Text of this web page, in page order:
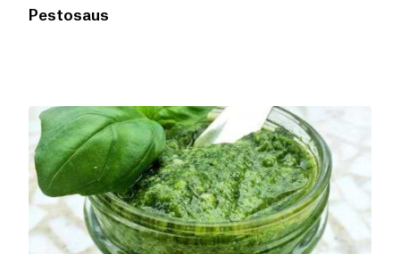
Pestosaus